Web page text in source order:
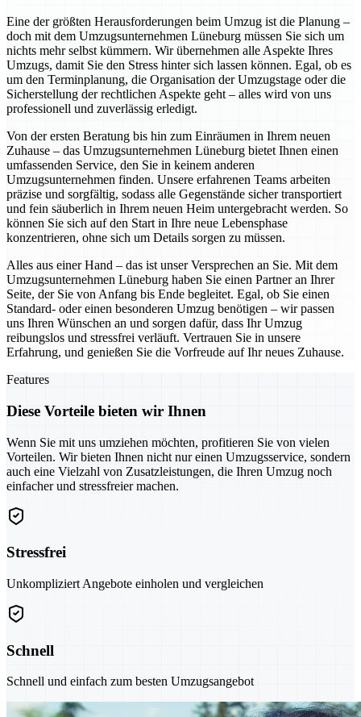
Eine der größten Herausforderungen beim Umzug ist die Planung –
doch mit dem Umzugsunternehmen Lüneburg müssen Sie sich um
nichts mehr selbst kümmern. Wir übernehmen alle Aspekte Ihres
Umzugs, damit Sie den Stress hinter sich lassen können. Egal, ob es
um den Terminplanung, die Organisation der Umzugstage oder die
Sicherstellung der rechtlichen Aspekte geht – alles wird von uns
professionell und zuverlässig erledigt.
Von der ersten Beratung bis hin zum Einräumen in Ihrem neuen
Zuhause – das Umzugsunternehmen Lüneburg bietet Ihnen einen
umfassenden Service, den Sie in keinem anderen
Umzugsunternehmen finden. Unsere erfahrenen Teams arbeiten
präzise und sorgfältig, sodass alle Gegenstände sicher transportiert
und fein säuberlich in Ihrem neuen Heim untergebracht werden. So
können Sie sich auf den Start in Ihre neue Lebensphase
konzentrieren, ohne sich um Details sorgen zu müssen.
Alles aus einer Hand – das ist unser Versprechen an Sie. Mit dem
Umzugsunternehmen Lüneburg haben Sie einen Partner an Ihrer
Seite, der Sie von Anfang bis Ende begleitet. Egal, ob Sie einen
Standard- oder einen besonderen Umzug benötigen – wir passen
uns Ihren Wünschen an und sorgen dafür, dass Ihr Umzug
reibungslos und stressfrei verläuft. Vertrauen Sie in unsere
Erfahrung, und genießen Sie die Vorfreude auf Ihr neues Zuhause.
Features
Diese Vorteile bieten wir Ihnen
Wenn Sie mit uns umziehen möchten, profitieren Sie von vielen
Vorteilen. Wir bieten Ihnen nicht nur einen Umzugsservice, sondern
auch eine Vielzahl von Zusatzleistungen, die Ihren Umzug noch
einfacher und stressfreier machen.
Stressfrei
Unkompliziert Angebote einholen und vergleichen
Schnell
Schnell und einfach zum besten Umzugsangebot